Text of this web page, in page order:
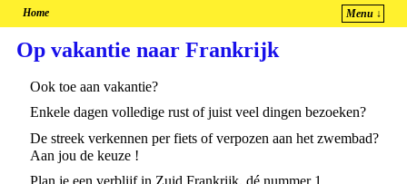
Home
Menu ↓
Op vakantie naar Frankrijk
Ook toe aan vakantie?
Enkele dagen volledige rust of juist veel dingen bezoeken?
De streek verkennen per fiets of verpozen aan het zwembad?
Aan jou de keuze !